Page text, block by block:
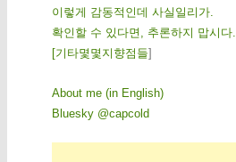
이렇게 감동적인데 사실일리가.
확인할 수 있다면, 추론하지 맙시다.
[기 타몇 몇 지 향점 들]
About me (in English)
Bluesky @capcold